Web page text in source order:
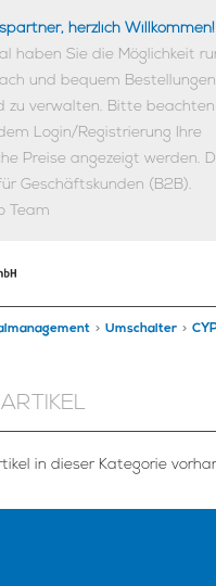
herzlich Willkommen!
haben Sie die Möglichkeit
und bequem Bestellungen
zu verwalten. Bitte beachten
Login/Registrierung Ihre
Preise angezeigt werden.
Geschäftskunden (B2B).
Team
Umschalter
in dieser Kategorie